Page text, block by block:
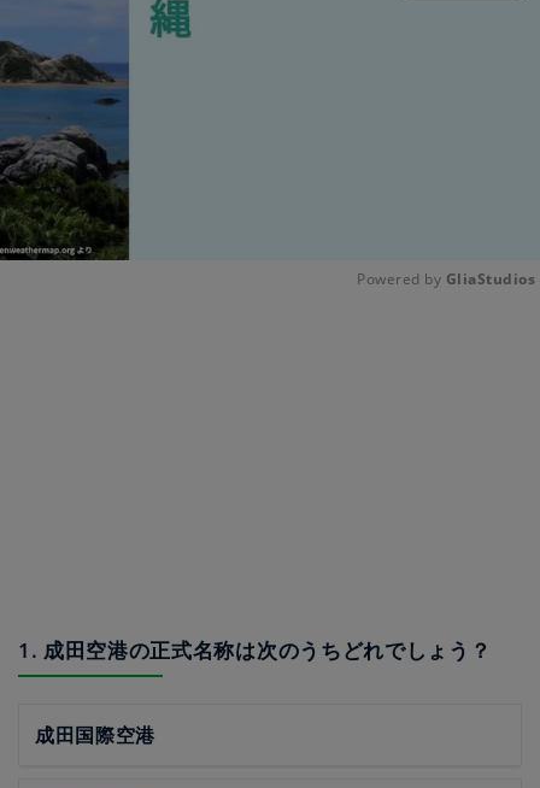
Powered by GliaStudios
1. 成田空港の正式名称は次のうちどれでしょう？
成田国際空港